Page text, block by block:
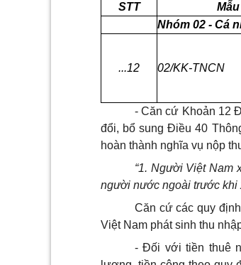
STT
Mẫ
Nhóm 02 - Cá
...12 02/KK-TNCN
- Căn cứ Khoản 12
đổi, bổ sung Điều 40
hoàn thành nghĩa vụ nộp
“1. Người Việt Nam
người nước ngoài trước khi
Căn cứ các quy
Việt Nam phát sinh thu
- Đối với tiền thuê